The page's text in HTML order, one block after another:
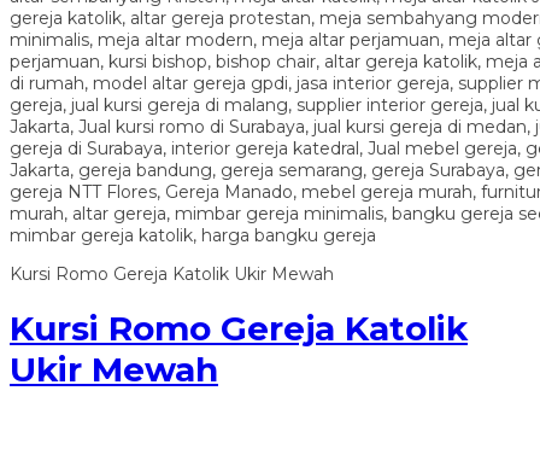
Kursi Romo Gereja Katolik Ukir Mewah
Kursi Romo Gereja Katolik
Ukir Mewah